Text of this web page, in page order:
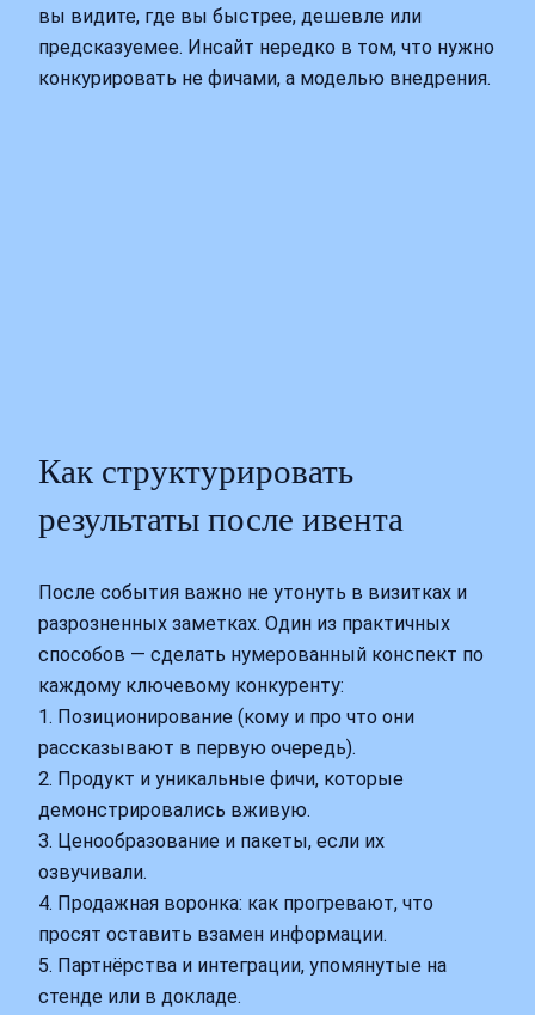
вы видите, где вы быстрее, дешевле или
предсказуемее. Инсайт нередко в том, что нужно
конкурировать не фичами, а моделью внедрения.
Как структурировать
результаты после ивента
После события важно не утонуть в визитках и
разрозненных заметках. Один из практичных
способов — сделать нумерованный конспект по
каждому ключевому конкуренту:
1. Позиционирование (кому и про что они
рассказывают в первую очередь).
2. Продукт и уникальные фичи, которые
демонстрировались вживую.
3. Ценообразование и пакеты, если их
озвучивали.
4. Продажная воронка: как прогревают, что
просят оставить взамен информации.
5. Партнёрства и интеграции, упомянутые на
стенде или в докладе.